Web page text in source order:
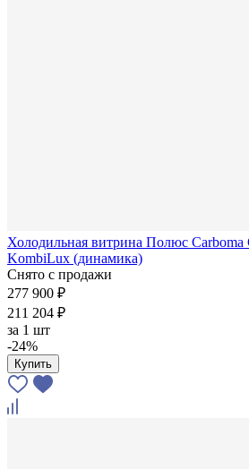
Холодильная витрина Полюс Carboma
KombiLux (динамика)
Снято с продажи
277 900 ₽
211 204 ₽
за 1 шт
-24%
Купить